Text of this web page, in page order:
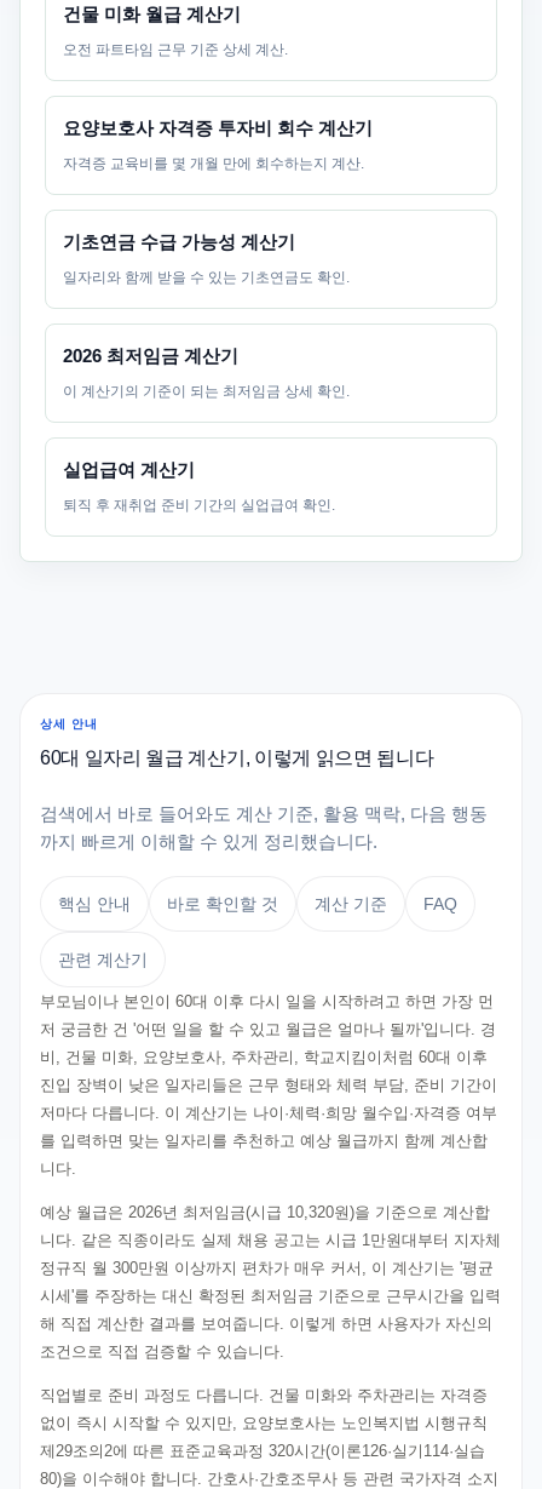
건물 미화 월급 계산기
오전 파트타임 근무 기준 상세 계산.
요양보호사 자격증 투자비 회수 계산기
자격증 교육비를 몇 개월 만에 회수하는지 계산.
기초연금 수급 가능성 계산기
일자리와 함께 받을 수 있는 기초연금도 확인.
2026 최저임금 계산기
이 계산기의 기준이 되는 최저임금 상세 확인.
실업급여 계산기
퇴직 후 재취업 준비 기간의 실업급여 확인.
상세 안내
60대 일자리 월급 계산기, 이렇게 읽으면 됩니다
검색에서 바로 들어와도 계산 기준, 활용 맥락, 다음 행동
까지 빠르게 이해할 수 있게 정리했습니다.
핵심 안내 바로 확인할 것 계산 기준 FAQ
관련 계산기
부모님이나 본인이 60대 이후 다시 일을 시작하려고 하면 가장 먼
저 궁금한 건 '어떤 일을 할 수 있고 월급은 얼마나 될까'입니다. 경
비, 건물 미화, 요양보호사, 주차관리, 학교지킴이처럼 60대 이후
진입 장벽이 낮은 일자리들은 근무 형태와 체력 부담, 준비 기간이
저마다 다릅니다. 이 계산기는 나이·체력·희망 월수입·자격증 여부
를 입력하면 맞는 일자리를 추천하고 예상 월급까지 함께 계산합
니다.
예상 월급은 2026년 최저임금(시급 10,320원)을 기준으로 계산합
니다. 같은 직종이라도 실제 채용 공고는 시급 1만원대부터 지자체
정규직 월 300만원 이상까지 편차가 매우 커서, 이 계산기는 '평균
시세'를 주장하는 대신 확정된 최저임금 기준으로 근무시간을 입력
해 직접 계산한 결과를 보여줍니다. 이렇게 하면 사용자가 자신의
조건으로 직접 검증할 수 있습니다.
직업별로 준비 과정도 다릅니다. 건물 미화와 주차관리는 자격증
없이 즉시 시작할 수 있지만, 요양보호사는 노인복지법 시행규칙
제29조의2에 따른 표준교육과정 320시간(이론126·실기114·실습
80)을 이수해야 합니다. 간호사·간호조무사 등 관련 국가자격 소지